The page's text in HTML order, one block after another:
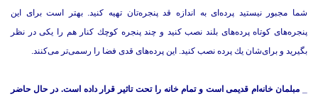
شما مجبور نیستید پرده‌ای به اندازه قد پنجره‌تان تهیه کنید. بهتر است برای این
پنجره‌های كوتاه پرده‌های بلند نصب كنید و چند پنجره كوچك كنار هم را یكی در نظر
بگیرید و برای‌شان یك پرده نصب كنید. این پرده‌های قدی فضا را رسمی‌تر می‌كنند.
_ مبلمان خانه‌ام قدیمی است و تمام خانه را تحت تاثیر قرار داده است. در حال حاضر